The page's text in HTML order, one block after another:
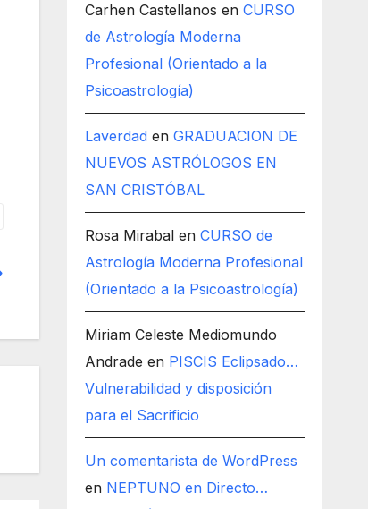
Carhen Castellanos en CURSO
de Astrología Moderna
Profesional (Orientado a la
Psicoastrología)
Laverdad en GRADUACION DE
NUEVOS ASTRÓLOGOS EN
SAN CRISTÓBAL
Rosa Mirabalen CURSO de
Astrología Moderna Profesional
(Orientado a la Psicoastrología)
Miriam Celeste Mediomundo
Andrade en PISCIS Eclipsado…
Vulnerabilidad y disposición
para el Sacrificio
Un comentarista de WordPress
en NEPTUNO en Directo…